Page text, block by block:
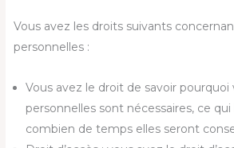
Vous avez les droits suivants
personnelles :
Vous avez le droit de savoir pourquoi
personnelles sont nécessaires, ce
combien de temps elles seront